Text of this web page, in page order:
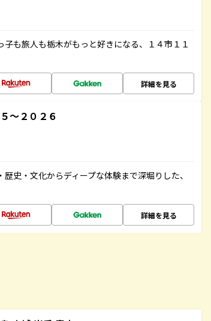
子も旅人も栃木がもっと好きになる、１４市１１
詳細を見る
～２０２６
史・文化からディープな体験まで深堀りした、
詳細を見る